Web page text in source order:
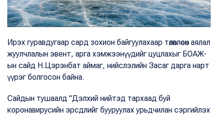
Ирэх гуравдугаар сард зохион байгуулахаар төлөвлөсөн аялал
жуулчлалын эвент, арга хэмжээнүүдийг цуцлахыг БОАЖ-
ын сайд Н.Цэрэнбат аймаг, нийслэлийн Засаг дарга нарт
үүрэг болгосон байна.
Сайдын тушаалд "Дэлхий нийтэд тархаад буй
коронавирусийн эрсдлийг бууруулах урьдчилан сэргийлэх